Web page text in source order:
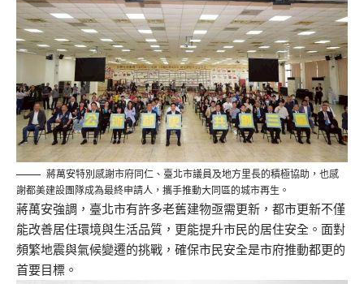
蔣萬安特別感謝市府同仁、臺北市議員及地方里長的積極協助，也感
謝都美建設團隊成為最終申請人，攜手推動大同區的城市再生。
蔣萬安強調，臺北市有許多老舊建物亟需更新，都市更新不僅
能改善居住環境與生活品質，更能提升市民的居住安全。面對
頻繁地震與氣候變遷的挑戰，確保市民安全是市府推動都更的
首要目標。